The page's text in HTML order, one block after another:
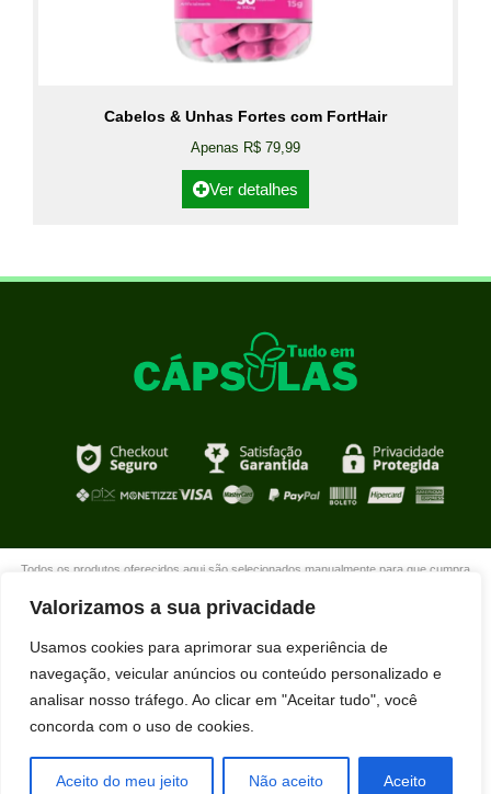
Valorizamos a sua privacidade
Usamos cookies para aprimorar sua experiência de
navegação, veicular anúncios ou conteúdo personalizado e
analisar nosso tráfego. Ao clicar em "Aceitar tudo", você
concorda com o uso de cookies.
Aceito do meu jeito Não aceito Aceito
Cabelos & Unhas Fortes com FortHair
Apenas R$ 79,99
Ver detalhes
Todos os produtos oferecidos aqui são selecionados manualmente para que cumpra
extraordinários para você que está realmente comprometido com sua mudança. Boas
Ubiratan Melo acabou de comprar
STIMULUS usando nosso desconto
exclusivo.